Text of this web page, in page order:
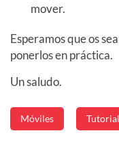
mover.
Esperamos que os
ponerlos en práctica.
Un saludo.
Móviles Tutorial